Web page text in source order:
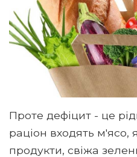
Проте дефіцит - це
раціон входять м'ясо,
продукти, свіжа